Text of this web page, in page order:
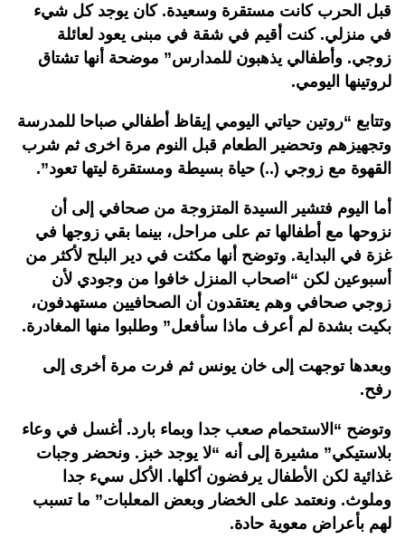
قبل الحرب كانت مستقرة وسعيدة. كان يوجد كل شيء
في منزلي. كنت أقيم في شقة في مبنى يعود لعائلة
زوجي. وأطفالي يذهبون للمدارس” موضحة أنها تشتاق
لروتينها اليومي.
وتتابع “روتين حياتي اليومي إيقاظ أطفالي صباحا للمدرسة
وتجهيزهم وتحضير الطعام قبل النوم مرة اخرى ثم شرب
القهوة مع زوجي (..) حياة بسيطة ومستقرة ليتها تعود”.
أما اليوم فتشير السيدة المتزوجة من صحافي إلى أن
نزوحها مع أطفالها تم على مراحل، بينما بقي زوجها في
غزة في البداية. وتوضح أنها مكثت في دير البلح لأكثر من
أسبوعين لكن “اصحاب المنزل خافوا من وجودي لأن
زوجي صحافي وهم يعتقدون أن الصحافيين مستهدفون،
بكيت بشدة لم أعرف ماذا سأفعل” وطلبوا منها المغادرة.
وبعدها توجهت إلى خان يونس ثم فرت مرة أخرى إلى
رفح.
وتوضح “الاستحمام صعب جدا وبماء بارد. أغسل في وعاء
بلاستيكي” مشيرة إلى أنه “لا يوجد خبز. ونحضر وجبات
غذائية لكن الأطفال يرفضون أكلها. الأكل سيء جدا
وملوث. ونعتمد على الخضار وبعض المعلبات” ما تسبب
لهم بأعراض معوية حادة.